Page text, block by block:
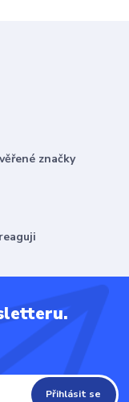
značky
Přihlásit se